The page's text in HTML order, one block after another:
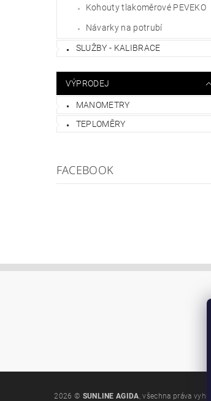
Kohouty tlakoměrové PEVEKO
Návarky na potrubí
SLUŽBY - KALIBRACE
VÝPRODEJ
MANOMETRY
TEPLOMĚRY
FACEBOOK
2026 © SUNLINE AGIDA, všechna práva